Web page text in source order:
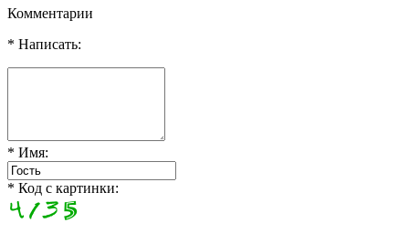
Комментарии
* Написать:
* Имя:
* Код с картинки: